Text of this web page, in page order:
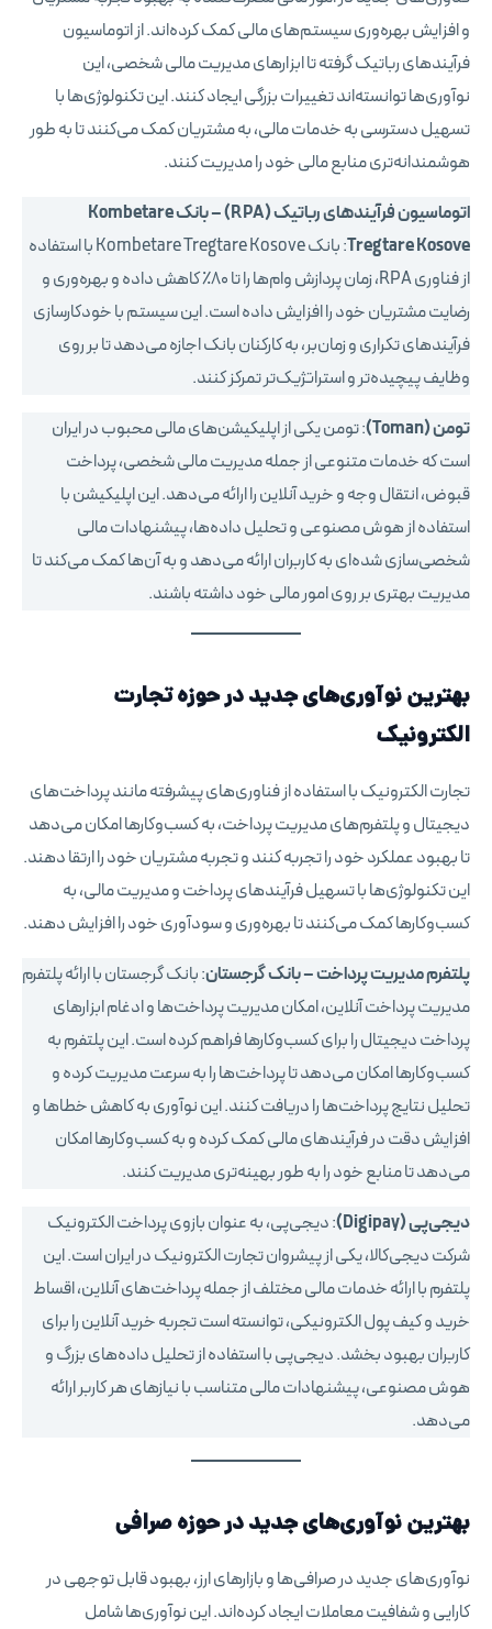
و افزایش بهره‌وری سیستم‌های مالی کمک کرده‌اند. از اتوماسیون
فرآیندهای رباتیک گرفته تا ابزارهای مدیریت مالی شخصی، این
نوآوری‌ها توانسته‌اند تغییرات بزرگی ایجاد کنند. این تکنولوژی‌ها با
تسهیل دسترسی به خدمات مالی، به مشتریان کمک می‌کنند تا به طور
هوشمندانه‌تری منابع مالی خود را مدیریت کنند.
اتوماسیون فرآیندهای رباتیک (RPA) – بانک Kombetare
Tregtare Kosove
: بانک Kombetare Tregtare Kosove با استفاده
از فناوری RPA، زمان پردازش وام‌ها را تا ۸۰٪ کاهش داده و بهره‌وری و
رضایت مشتریان خود را افزایش داده است. این سیستم با خودکارسازی
فرآیندهای تکراری و زمان‌بر، به کارکنان بانک اجازه می‌دهد تا بر روی
وظایف پیچیده‌تر و استراتژیک‌تر تمرکز کنند.
تومن (Toman)
: تومن یکی از اپلیکیشن‌های مالی محبوب در ایران
است که خدمات متنوعی از جمله مدیریت مالی شخصی، پرداخت
قبوض، انتقال وجه و خرید آنلاین را ارائه می‌دهد. این اپلیکیشن با
استفاده از هوش مصنوعی و تحلیل داده‌ها، پیشنهادات مالی
شخصی‌سازی شده‌ای به کاربران ارائه می‌دهد و به آن‌ها کمک می‌کند تا
مدیریت بهتری بر روی امور مالی خود داشته باشند.
بهترین نوآوری‌های جدید در حوزهتجارت
الکترونیک
تجارت الکترونیک با استفاده از فناوری‌های پیشرفته مانند پرداخت‌های
دیجیتال و پلتفرم‌های مدیریت پرداخت، به کسب‌وکارها امکان می‌دهد
تا بهبود عملکرد خود را تجربه کنند و تجربه مشتریان خود را ارتقا دهند.
این تکنولوژی‌ها با تسهیل فرآیندهای پرداخت و مدیریت مالی، به
کسب‌وکارها کمک می‌کنند تا بهره‌وری و سودآوری خود را افزایش دهند.
پلتفرم مدیریت پرداخت – بانک گرجستان: بانک گرجستان با ارائه پلتفرم
مدیریت پرداخت آنلاین، امکان مدیریت پرداخت‌ها و ادغام ابزارهای
پرداخت دیجیتال را برای کسب‌وکارها فراهم کرده است. این پلتفرم به
کسب‌وکارها امکان می‌دهد تا پرداخت‌ها را به سرعت مدیریت کرده و
تحلیل نتایج پرداخت‌ها را دریافت کنند. این نوآوری به کاهش خطاها و
افزایش دقت در فرآیندهای مالی کمک کرده و به کسب‌وکارها امکان
می‌دهد تا منابع خود را به طور بهینه‌تری مدیریت کنند.
دیجی‌پی (Digipay)
: دیجی‌پی، به عنوان بازوی پرداخت الکترونیک
شرکت دیجی‌کالا، یکی از پیشروان تجارت الکترونیک در ایران است. این
پلتفرم با ارائه خدمات مالی مختلف از جمله پرداخت‌های آنلاین، اقساط
خرید و کیف پول الکترونیکی، توانسته است تجربه خرید آنلاین را برای
کاربران بهبود بخشد. دیجی‌پی با استفاده از تحلیل داده‌های بزرگ و
هوش مصنوعی، پیشنهادات مالی متناسب با نیازهای هر کاربر ارائه
می‌دهد.
بهترین نوآوری‌های جدید در حوزه صرافی
نوآوری‌های جدید در صرافی‌ها و بازارهای ارز، بهبود قابل توجهی در
کارایی و شفافیت معاملات ایجاد کرده‌اند. این نوآوری‌ها شامل